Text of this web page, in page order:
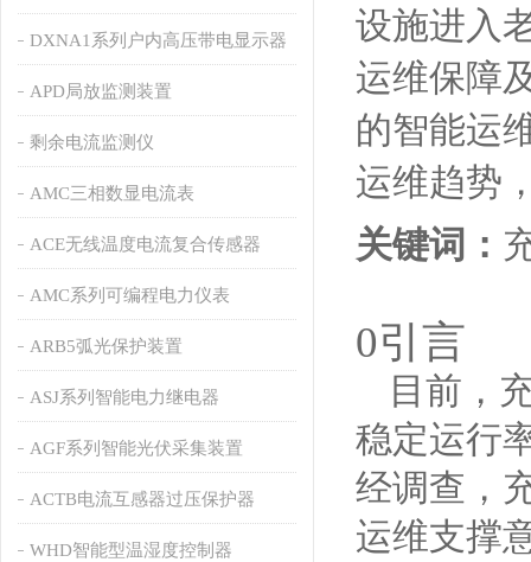
DXNA1系列户内高压带电显示器
APD局放监测装置
剩余电流监测仪
AMC三相数显电流表
ACE无线温度电流复合传感器
AMC系列可编程电力仪表
ARB5弧光保护装置
ASJ系列智能电力继电器
AGF系列智能光伏采集装置
ACTB电流互感器过压保护器
WHD智能型温湿度控制器
设施进入
运维保障
的智能运
运维趋势
关键词：
0引言
目前，
稳定运行
经调查，
运维支撑